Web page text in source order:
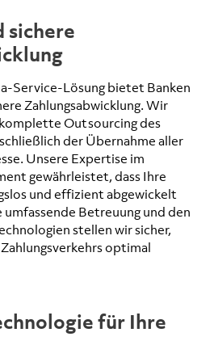
sichere
Service-Lösung bietet Banken
Zahlungsabwicklung. Wir
Outsourcing des
der Übernahme aller
Unsere Expertise im
gewährleistet, dass Ihre
und effizient abgewickelt
Betreuung und den
stellen wir sicher,
optimal
für Ihre